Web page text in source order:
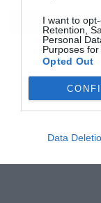
I want to
Retention,
Personal
Purposes for
Opted Out
Data